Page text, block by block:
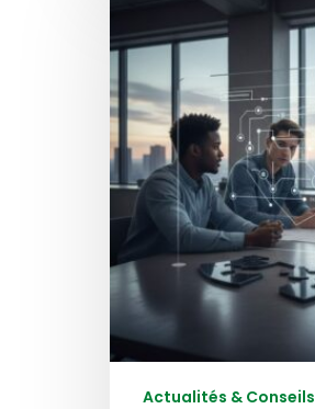
sa
préfectorale
d’agence
de
sécurité
étapes
clés
(Édition
2026)
Actualités & Conseils